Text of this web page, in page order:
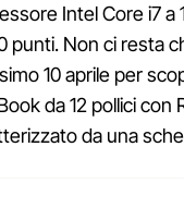
Intel Core i7 a
punti. Non ci resta
10 aprile per
da 12 pollici
da una